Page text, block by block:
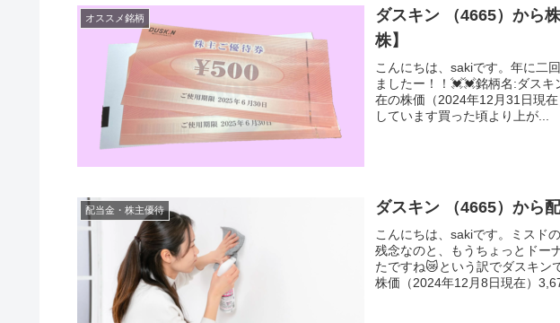
オススメ銘柄
ダスキン （4665）から
株】
こんにちは、sakiです。年に二
ましたー！！💓💓銘柄名:ダス
在の株価（2024年12月31日現
しています買った頃より上が...
配当金・株主優待 ダスキン （4665）から
こんにちは、sakiです。ミスド
残念なのと、もうちょっとドー
たですね😿という訳でダスキン
株価（2024年12月8日現在）